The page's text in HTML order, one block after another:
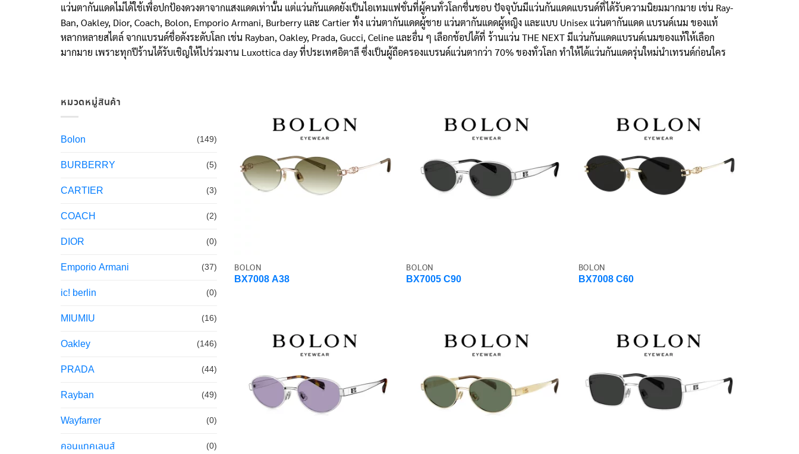
แว่นตากันแดดไม่ได้ใช้เพื่อปกป้องดวงตาจากแสงแดดเท่านั้น แต่แว่นกันแดดยังเป็นไอเทมแฟชั่นที่ผู้คนทั่วโลกชื่นชอบ ปัจจุบันมีแว่นกันแดดแบรนด์ที่ได้รับความนิยมมากมาย เช่น Ray-
Ban, Oakley, Dior, Coach, Bolon, Emporio Armani, Burberry และ Cartier ทั้ง แว่นตากันแดดผู้ชาย แว่นตากันแดดผู้หญิง และแบบ Unisex แว่นตากันแดด แบรนด์เนม ของแท้
หลากหลายสไตล์ จากแบรนด์ชื่อดังระดับโลก เช่น Rayban, Oakley, Prada, Gucci, Celine และอื่น ๆ เลือกช้อปได้ที่ ร้านแว่น THE NEXT มีแว่นกันแดดแบรนด์เนมของแท้ให้เลือก
มากมาย เพราะทุกปีร้านได้รับเชิญให้ไปร่วมงาน Luxottica day ที่ประเทศอิตาลี ซึ่งเป็นผู้ถือครองแบรนด์แว่นตากว่า 70% ของทั่วโลก ทำให้ได้แว่นกันแดดรุ่นใหม่นำเทรนด์ก่อนใคร
หมวดหมู่สินค้า
Bolon (149)
BURBERRY (5)
CARTIER (3)
COACH (2)
DIOR (0)
Emporio Armani (37)
ic! berlin (0)
MIUMIU (16)
Oakley (146)
PRADA (44)
Rayban (49)
Wayfarrer (0)
คอนแทคเลนส์ (0)
BOLON
BX7008 A38
BOLON
BX7005 C90
BOLON
BX7008 C60